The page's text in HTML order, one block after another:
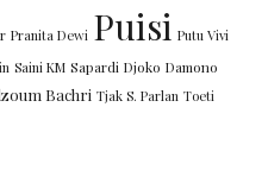
Pranita Dewi Puisi Putu Vivi
Saini KM Sapardi Djoko Damono
Bachri Tjak S. Parlan Toeti